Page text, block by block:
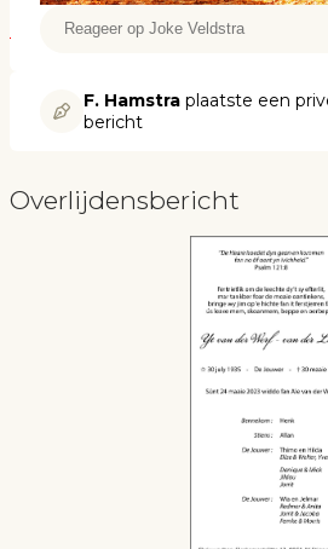
F. Hamstra plaatste een
bericht
Overlijdensbericht